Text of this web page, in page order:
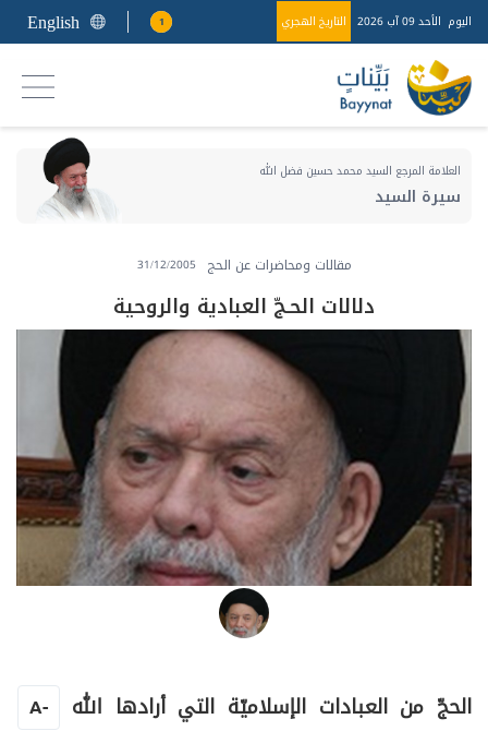
اليوم الأحد 09 آب 2026 التاريخ الهجري 1
English
العلامة المرجع السيد محمد حسين فضل الله
سيرة السيد
مقالات ومحاضرات عن الحج 31/12/2005
دلالات الحـجّ العبادية والروحية
الحجّ من العبادات الإسلاميّة التي أرادها الله
-
A